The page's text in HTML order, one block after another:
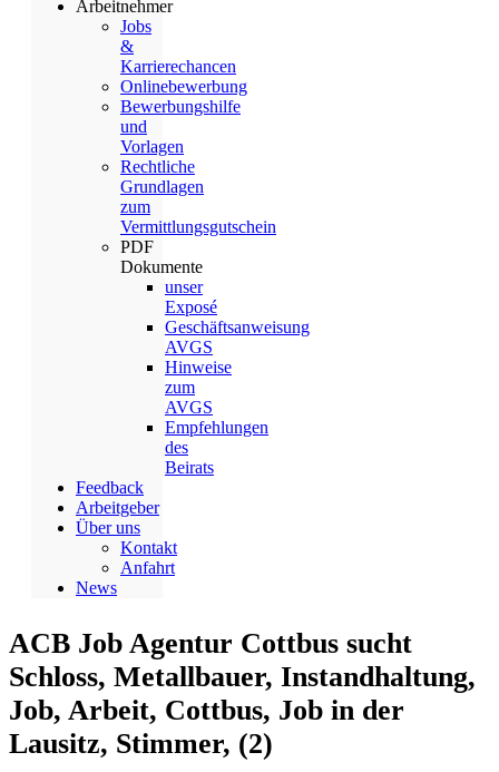
Arbeitnehmer
Jobs
&
Karrierechancen
Onlinebewerbung
Bewerbungshilfe
und
Vorlagen
Rechtliche
Grundlagen
zum
Vermittlungsgutschein
PDF
Dokumente
unser
Exposé
Geschäftsanweisung
AVGS
Hinweise
zum
AVGS
Empfehlungen
des
Beirats
Feedback
Arbeitgeber
Über uns
Kontakt
Anfahrt
News
ACB Job Agentur Cottbus sucht
Schloss, Metallbauer, Instandhaltung,
Job, Arbeit, Cottbus, Job in der
Lausitz, Stimmer, (2)